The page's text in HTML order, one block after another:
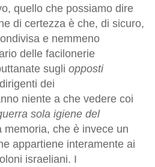
quello che possiamo dire
di certezza è che, di sicuro,
e nemmeno
delle facilonerie
sugli opposti
dei
niente a che vedere coi
sola igiene del
memoria, che è invece un
appartiene interamente ai
israeliani. I